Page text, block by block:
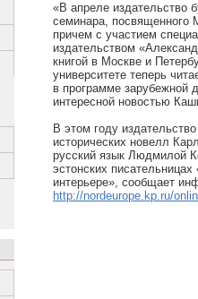
«В апреле издательство
семинара, посвященного
причем с участием
издательством
книгой в Москве и
университете теперь
в программе зарубежной
интересной новостью
В этом году
исторических новелл
русский язык Людмилой
эстонских
интерьере», сообщает
http://nordeurope.kp.ru/